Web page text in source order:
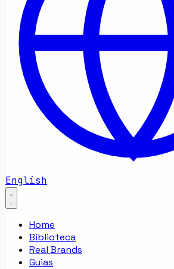
English
Home
Biblioteca
Real Brands
Guias